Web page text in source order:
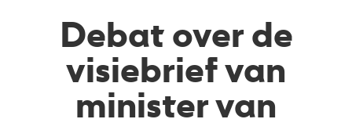
Debat over de
visiebrief van
minister van